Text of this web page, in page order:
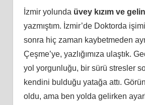
İzmir yolunda üvey kızım ve
yazmıştım. İzmir’de Doktorda
sonra hiç zaman kaybetmeden
Çeşme’ye, yazlığımıza ulaştık.
yol yorgunluğu, bir sürü stresler
kendini bulduğu yatağa attı.
oldu, ama ben yolda gelirken